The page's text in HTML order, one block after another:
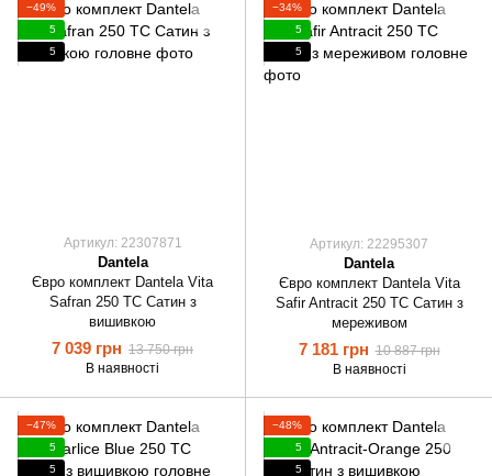
−49%
5
5
Артикул: 22307871
Dantela
Євро комплект Dantela Vita
Safran 250 TC Сатин з
вишивкою
7 039 грн 13 750 грн
В наявності
−34%
5
5
Артикул: 22295307
Dantela
Євро комплект Dantela Vita
Safir Antracit 250 ТС Сатин з
мереживом
7 181 грн 10 887 грн
В наявності
−47%
5
5
−48%
5
5